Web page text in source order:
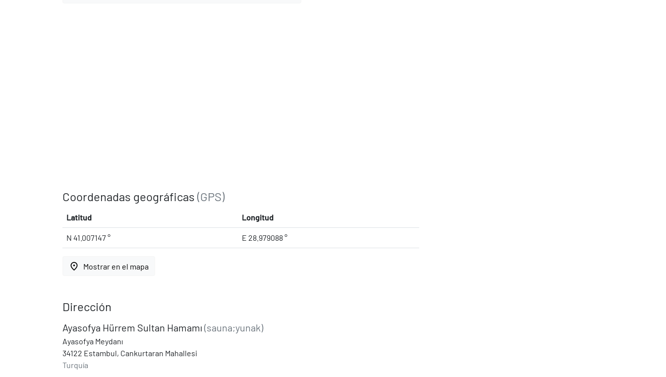
Coordenadas geográficas (GPS)
Latitud Longitud
N 41.007147 ° E 28.979088 °
place Mostrar en el mapa
Dirección
Ayasofya Hürrem Sultan Hamamı (sauna;yunak)
Ayasofya Meydanı
34122 Estambul, Cankurtaran Mahallesi
Turquía